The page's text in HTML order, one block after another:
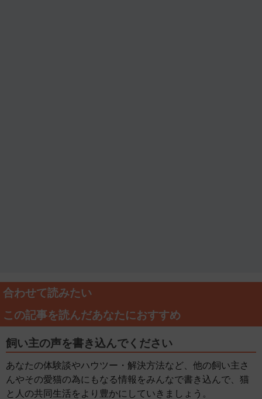
合わせて読みたい
この記事を読んだあなたにおすすめ
飼い主の声を書き込んでください
あなたの体験談やハウツー・解決方法など、他の飼い主さ
んやその愛猫の為にもなる情報をみんなで書き込んで、猫
と人の共同生活をより豊かにしていきましょう。